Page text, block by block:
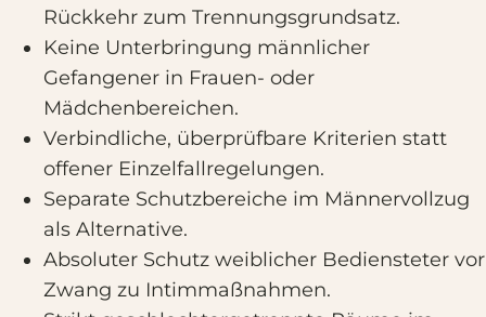
Rückkehr zum Trennungsgrundsatz.
Keine Unterbringung männlicher
Gefangener in Frauen- oder
Mädchenbereichen.
Verbindliche, überprüfbare Kriterien statt
offener Einzelfallregelungen.
Separate Schutzbereiche im Männervollzug
als Alternative.
Absoluter Schutz weiblicher Bediensteter vor
Zwang zu Intimmaßnahmen.